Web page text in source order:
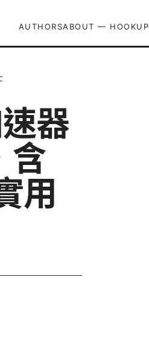
AUTHORSABOUT —
器
含
用